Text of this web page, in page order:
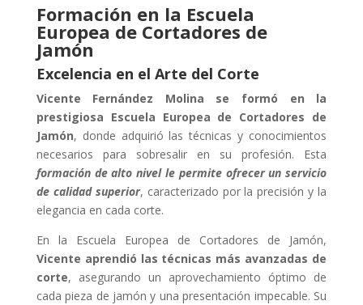
Formación en la Escuela
Europea de Cortadores de
Jamón
Excelencia en el Arte del Corte
Vicente Fernández Molina se formó en la
prestigiosa Escuela Europea de Cortadores de
Jamón, donde adquirió las técnicas y conocimientos
necesarios para sobresalir en su profesión. Esta
formación de alto nivel le permite ofrecer un servicio
de calidad superior, caracterizado por la precisión y la
elegancia en cada corte.
En la Escuela Europea de Cortadores de Jamón,
Vicente aprendió las técnicas más avanzadas de
corte, asegurando un aprovechamiento óptimo de
cada pieza de jamón y una presentación impecable. Su